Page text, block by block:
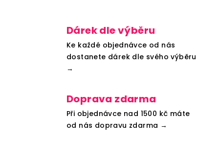
Dárek dle výběru
Ke každé objednávce od nás
dostanete dárek dle svého výběru
→
Doprava zdarma
Při objednávce nad 1500 kč máte
od nás dopravu zdarma →